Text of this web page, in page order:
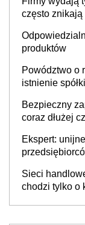
często
produktów
Powództwo o
istnienie
Bezpieczny
coraz dłużej
Ekspert:
Sieci
chodzi tylko o